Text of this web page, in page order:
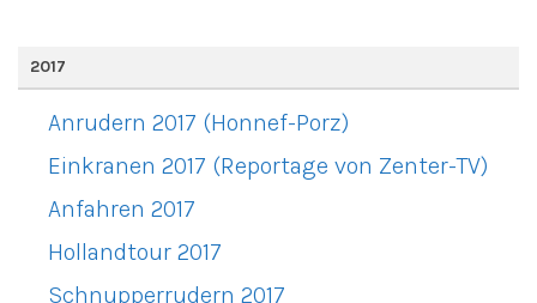
2017
Anrudern 2017 (Honnef-Porz)
Einkranen 2017 (Reportage von Zenter-TV)
Anfahren 2017
Hollandtour 2017
Schnupperrudern 2017